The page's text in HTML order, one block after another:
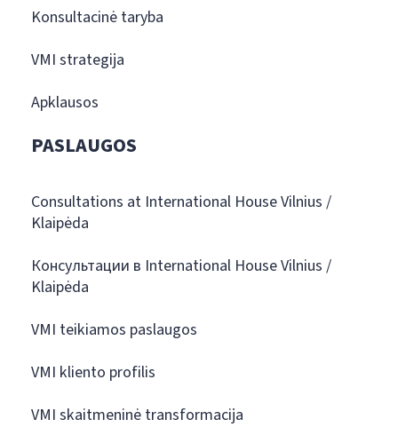
Konsultacinė taryba
VMI strategija
Apklausos
PASLAUGOS
Consultations at International House Vilnius /
Klaipėda
Консультации в International House Vilnius /
Klaipėda
VMI teikiamos paslaugos
VMI kliento profilis
VMI skaitmeninė transformacija